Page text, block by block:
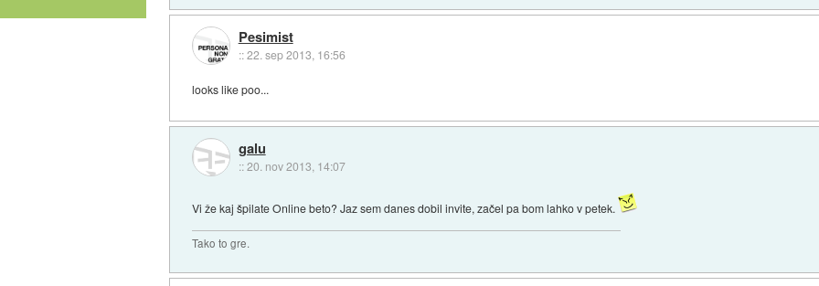
Pesimist
::22. sep 2013, 16:56
looks like poo...
galu
::20. nov 2013, 14:07
Vi že kaj špilate Online beto? Jaz sem danes dobil invite, začel pa bom lahko v petek.
Tako to gre.